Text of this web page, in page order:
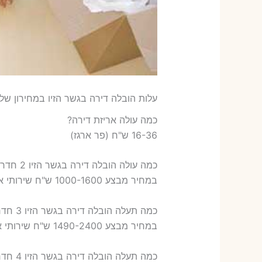
עלות הובלה דירה בגשר הזיו במחירון
כמה עולה אריזת דירה​?
16-36 ש"ח (פר ארגז)
כמה עולה הובלה דירה בגשר הזיו 2 חדרים פלוס עלות אריזת דירה ?
במחיר מבצע 1000-1600 ש"ח שירותי אריזת שני חדרים – 700-900 ש"ח
כמה תעלה הובלה דירה בגשר הזיו 3 חדרים פלוס עלות אריזת דירה ?
במחיר מבצע 1490-2400 ש"ח שירותי אריזת שלושה חדרים – 1,000-1,200 ש"ח
כמה תעלה הובלה דירה בגשר הזיו 4 חדרים פלוס עלות אריזת דירה ?